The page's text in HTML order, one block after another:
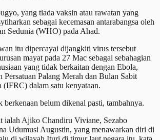
yang tiada vaksin atau rawatan yang
sebagai kecemasan antarabangsa oleh
Sedunia (WHO) pada Ahad.
itu dipercayai dijangkiti virus tersebut
mayat pada 27 Mac sebagai sebahagian
yang tidak berkaitan dengan Ebola,
Persatuan Palang Merah dan Bulan Sabit
(IFRC) dalam satu kenyataan.
berkenaan belum dikenal pasti, tambahnya.
ialah Ajiko Chandiru Viviane, Sezabo
Udumusi Augustin, yang menawarkan diri di